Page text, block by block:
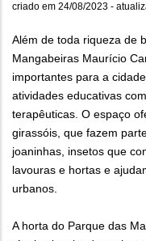
criado em 24/08/2023 -
Além de toda riqueza de
Mangabeiras Maurício
importantes para a
atividades educativas
terapêuticas. O espaço
girassóis, que fazem
joaninhas, insetos que
lavouras e hortas e
urbanos.
A horta do Parque das